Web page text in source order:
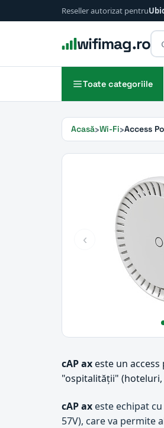
Reseller autorizat pentru
wifimag.ro
Toate categoriile
Acasă Wi-Fi Access
‹
cAP axeste un
"ospitalității"
cAP ax este echipat
57V), care va permite